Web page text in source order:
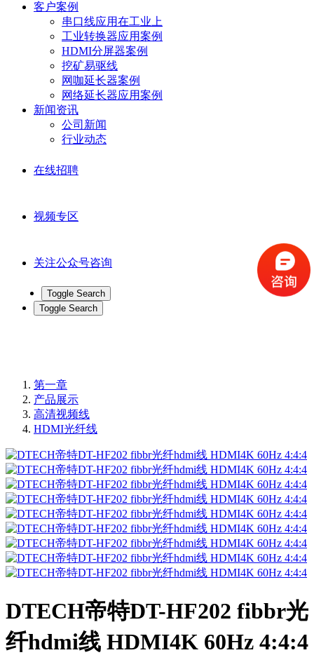
客户案例
串口线应用在工业上
工业转换器应用案例
HDMI分屏器案例
挖矿易驱线
网咖延长器案例
网络延长器应用案例
新闻资讯
公司新闻
行业动态
在线招聘
视频专区
关注公众号咨询
Toggle Search
Toggle Search
第一章
产品展示
高清视频线
HDMI光纤线
DTECH帝特DT-HF202 fibbr光
纤hdmi线 HDMI4K 60Hz 4:4:4